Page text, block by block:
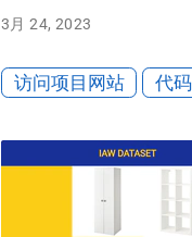
3月 24, 2023
访问项目网站 代码